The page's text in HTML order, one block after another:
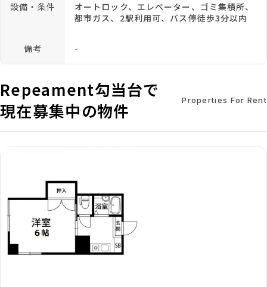
設備・条件
オートロック、エレベーター、ゴミ集積所、
都市ガス、2駅利用可、バス停徒歩3分以内
備考 -
Repeament勾当台で
現在募集中の物件
Properties For Rent